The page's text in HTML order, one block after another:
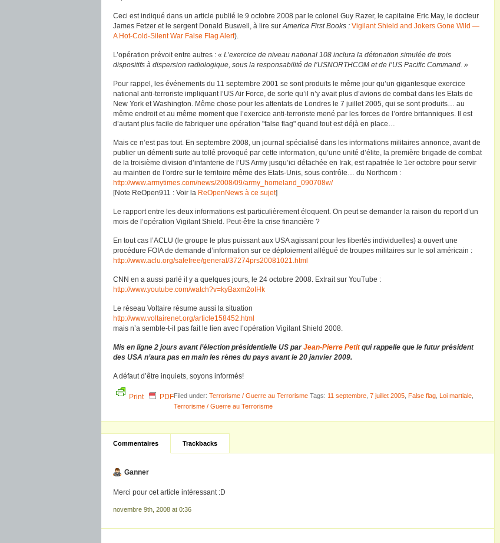
Ceci est indiqué dans un article publié le 9 octobre 2008 par le colonel Guy Razer, le capitaine Eric May, le docteur
James Fetzer et le sergent Donald Buswell, à lire surAmerica First Books : Vigilant Shield and Jokers Gone Wild —
A Hot-Cold-Silent War False Flag Alert).
L’opération prévoit entre autres : « L’exercice de niveau national 108 inclura la détonation simulée de trois
dispositifs à dispersion radiologique, sous la responsabilité de l’USNORTHCOM et de l’US Pacific Command. »
Pour rappel, les événements du 11 septembre 2001 se sont produits le même jour qu’un gigantesque exercice
national anti-terroriste impliquant l’US Air Force, de sorte qu’il n’y avait plus d’avions de combat dans les Etats de
New York et Washington. Même chose pour les attentats de Londres le 7 juillet 2005, qui se sont produits… au
même endroit et au même moment que l’exercice anti-terroriste mené par les forces de l’ordre britanniques. Il est
d’autant plus facile de fabriquer une opération "false flag" quand tout est déjà en place…
Mais ce n’est pas tout. En septembre 2008, un journal spécialisé dans les informations militaires annonce, avant de
publier un démenti suite au tollé provoqué par cette information, qu’une unité d’élite, la première brigade de combat
de la troisième division d’infanterie de l’US Army jusqu’ici détachée en Irak, est rapatriée le 1er octobre pour servir
au maintien de l’ordre sur le territoire même des Etats-Unis, sous contrôle… du Northcom :
http://www.armytimes.com/news/2008/09/army_homeland_090708w/
[Note ReOpen911 : Voir la ReOpenNews à ce sujet]
Le rapport entre les deux informations est particulièrement éloquent. On peut se demander la raison du report d’un
mois de l’opération Vigilant Shield. Peut-être la crise financière ?
En tout cas l’ACLU (le groupe le plus puissant aux USA agissant pour les libertés individuelles) a ouvert une
procédure FOIA de demande d’information sur ce déploiement allégué de troupes militaires sur le sol américain :
http://www.aclu.org/safefree/general/37274prs20081021.html
CNN en a aussi parlé il y a quelques jours, le 24 octobre 2008. Extrait sur YouTube :
http://www.youtube.com/watch?v=kyBaxm2oIHk
Le réseau Voltaire résume aussi la situation
http://www.voltairenet.org/article158452.html
mais n’a semble-t-il pas fait le lien avec l’opération Vigilant Shield 2008.
Mis en ligne 2 jours avant l’élection présidentielle US parJean-Pierre Petitqui rappelle que le futur président
des USA n’aura pas en main les rènes du pays avant le 20 janvier 2009.
A défaut d’être inquiets, soyons informés!
Print PDFFiled under: Terrorisme / Guerre au Terrorisme Tags: 11 septembre 7 juillet 2005 False flag Loi martiale
Terrorisme / Guerre au Terrorisme
Commentaires Trackbacks
Ganner
Merci pour cet article intéressant :D
novembre 9th, 2008 at 0:36